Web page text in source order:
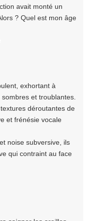
avait monté un
? Quel est mon âge
exhortant à
sombres et troublantes.
déroutantes de
et frénésie vocale
noise subversive, ils
qui contraint au face